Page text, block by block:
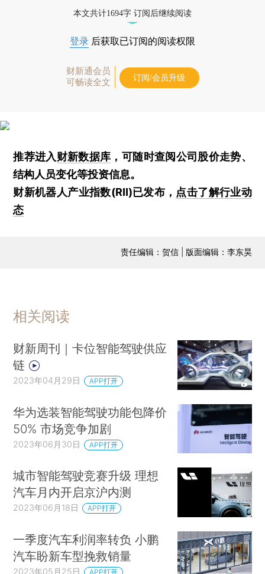
本文共计1694字 订阅后继续阅读
登录 后获取已订阅的阅读权限
财新通会员
可畅读全文
订阅/会员升级
推荐进入财新数据库 ，可随时查阅公司股价走势、
结构人员变化等投资信息。
财新机器人产业指数(RII)已发布， 点击了解行业动
态
责任编辑：贺信 | 版面编辑：李东昊
相关阅读
财新周刊｜卡位智能驾驶供应
链
2023年04月29日 APP打开
华为选装智能驾驶功能包降价
50% 市场竞争加剧
2023年06月30日 APP打开
城市智能驾驶竞赛升级 理想
汽车月内开启京沪内测
2023年06月18日 APP打开
一季度汽车利润率转负 小鹏
汽车盼新车型挽救销量
2023年05月25日 APP打开